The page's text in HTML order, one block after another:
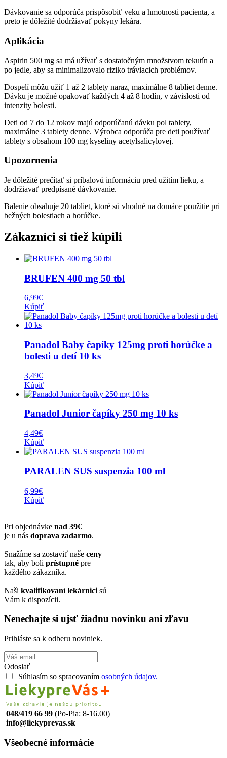
Dávkovanie sa odporúča prispôsobiť veku a hmotnosti pacienta, a
preto je dôležité dodržiavať pokyny lekára.
Aplikácia
Aspirin 500 mg sa má užívať s dostatočným množstvom tekutín a
po jedle, aby sa minimalizovalo riziko tráviacich problémov.
Dospelí môžu užiť 1 až 2 tablety naraz, maximálne 8 tabliet denne.
Dávku je možné opakovať každých 4 až 8 hodín, v závislosti od
intenzity bolesti.
Deti od 7 do 12 rokov majú odporúčanú dávku pol tablety,
maximálne 3 tablety denne. Výrobca odporúča pre deti používať
tablety s obsahom 100 mg kyseliny acetylsalicylovej.
Upozornenia
Je dôležité prečítať si príbalovú informáciu pred užitím lieku, a
dodržiavať predpísané dávkovanie.
Balenie obsahuje 20 tabliet, ktoré sú vhodné na domáce použitie pri
bežných bolestiach a horúčke.
Zákazníci si tiež kúpili
BRUFEN 400 mg 50 tbl
6,99€
Kúpiť
Panadol Baby čapíky 125mg proti horúčke a
bolesti u detí 10 ks
3,49€
Kúpiť
Panadol Junior čapíky 250 mg 10 ks
4,49€
Kúpiť
PARALEN SUS suspenzia 100 ml
6,99€
Kúpiť
Pri objednávke nad 39€
je u nás doprava zadarmo.
Snažíme sa zostaviť naše ceny
tak, aby boli prístupné pre
každého zákazníka.
Naši kvalifikovaní lekárnici sú
Vám k dispozícii.
Nenechajte si ujsť žiadnu novinku ani zľavu
Prihláste sa k odberu noviniek.
Odoslať
Súhlasím so spracovaním osobných údajov.
048/419 66 99 (Po-Pia: 8-16.00)
info@liekyprevas.sk
Všeobecné informácie